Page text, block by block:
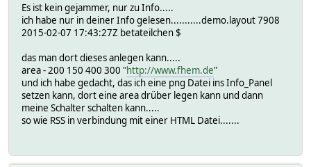
Es ist kein gejammer, nur zu Info.....
ich habe nur in deiner Info gelesen...........demo.layout 7908
2015-02-07 17:43:27Z betateilchen $
das man dort dieses anlegen kann.....
area - 200 150 400 300 "http://www.fhem.de"
und ich habe gedacht, das ich eine png Datei ins Info_Panel
setzen kann, dort eine area drüber legen kann und dann
meine Schalter schalten kann.....
so wie RSS in verbindung mit einer HTML Datei.......